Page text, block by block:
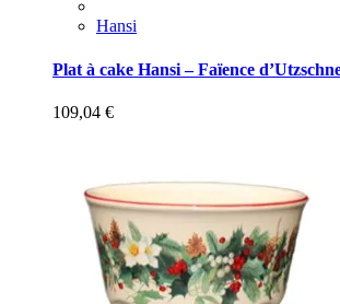
Hansi
Plat à cake Hansi – Faïence
109,04 €